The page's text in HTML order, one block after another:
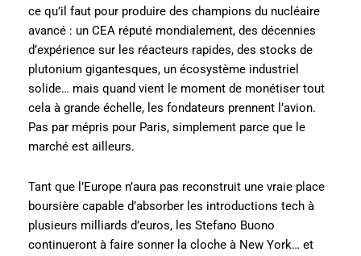
ce qu’il faut pour produire des champions du nucléaire
avancé : un CEA réputé mondialement, des décennies
d’expérience sur les réacteurs rapides, des stocks de
plutonium gigantesques, un écosystème industriel
solide… mais quand vient le moment de monétiser tout
cela à grande échelle, les fondateurs prennent l’avion.
Pas par mépris pour Paris, simplement parce que le
marché est ailleurs.
Tant que l’Europe n’aura pas reconstruit une vraie place
boursière capable d’absorber les introductions tech à
plusieurs milliards d’euros, les Stefano Buono
continueront à faire sonner la cloche à New York… et